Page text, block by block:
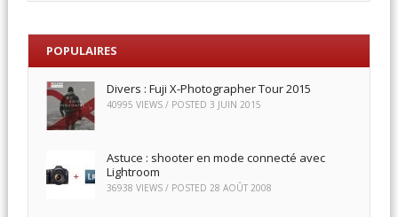
POPULAIRES
Divers : Fuji X-Photographer Tour 2015
40995 VIEWS / POSTED 3 JUIN 2015
Astuce : shooter en mode connecté avec
Lightroom
36938 VIEWS / POSTED 28 AOÛT 2008